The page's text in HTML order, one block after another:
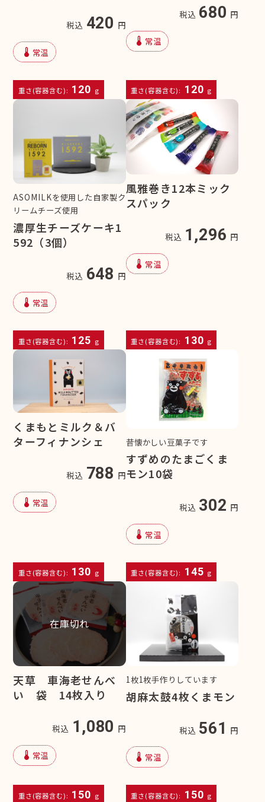
税込 420 円
device_thermostat 常温
重さ(容器含む): 120 g
税込 680 円
device_thermostat 常温
重さ(容器含む): 120 g
ASOMILKを使用した自家製ク
リームチーズ使用
濃厚生チーズケーキ1
592（3個）
税込 648 円
device_thermostat 常温
重さ(容器含む): 125 g
風雅巻き12本ミック
スパック
税込 1,296 円
device_thermostat 常温
重さ(容器含む): 130 g
くまもとミルク＆バ
ターフィナンシェ
税込 788 円
device_thermostat 常温
重さ(容器含む): 130 g
昔懐かしい豆菓子です
すずめのたまごくま
モン10袋
税込 302 円
device_thermostat 常温
重さ(容器含む): 145 g
在庫切れ
天草 車海老せんべ
い 袋 14枚入り
税込 1,080 円
device_thermostat 常温
重さ(容器含む): 150 g
1枚1枚手作りしています
胡麻太鼓4枚くまモン
税込 561 円
device_thermostat 常温
重さ(容器含む): 150 g